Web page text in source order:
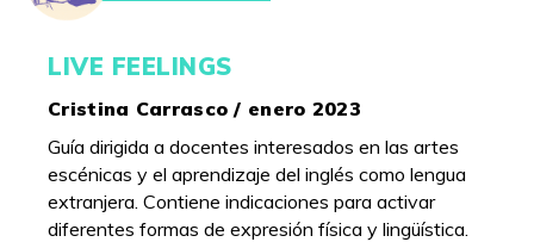
LIVE FEELINGS
Cristina Carrasco / enero 2023
Guía dirigida a docentes interesados en las artes
escénicas y el aprendizaje del inglés como lengua
extranjera. Contiene indicaciones para activar
diferentes formas de expresión física y lingüística.